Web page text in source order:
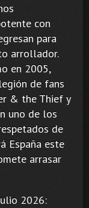
con
para
arrollador.
en 2005,
de fans
& the Thief y
uno de los
de
España este
arrasar
2026: